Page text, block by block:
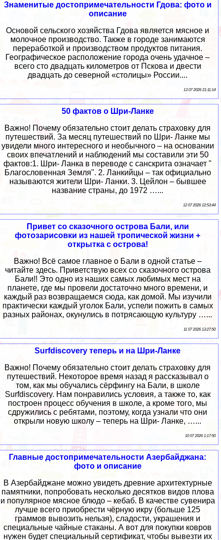
Знаменитые достопримечательности Гдова: фото и
описание
Основой сельского хозяйства Гдова является мясное и
молочное производство. Также в городе занимаются
переработкой и производством продуктов питания.
Географическое расположение города очень удачное –
всего сто двадцать километров от Пскова и двести
двадцать до северной «столицы» России....
13 07 2026 21:11:14
50 фактов о Шри-Ланке
Важно! Почему обязательно стоит делать страховку для
путешествий. За месяц путешествий по Шри- Ланке мы
увидели много интересного и необычного – на основании
своих впечатлений и наблюдений мы составили эти 50
фактов:1. Шри- Ланка в переводе с санскрита означает "
Благословенная Земля". 2. Ланкийцы – так официально
называются жители Шри- Ланки. 3. Цейлон – бывшее
название страны, до 1972 …...
12 07 2026 12:53:44
Привет со сказочного острова Бали, или
фотозарисовки из нашей тропической жизни +
открытка с острова!
Важно! Всё самое главное о Бали в одной статье –
читайте здесь. Приветствую всех со сказочного острова
Бали!! Это одно из наших самых любимых мест на
планете, где мы провели достаточно много времени, и
каждый раз возвращаемся сюда, как домой. Мы изучили
практически каждый уголок Бали, успели пожить в самых
разных районах, окунулись в потрясающую культуру …...
11 07 2026 13:27:50
Surfdiscovery теперь и на Шри-Ланке
Важно! Почему обязательно стоит делать страховку для
путешествий. Некоторое время назад я рассказывал о
том, как мы обучались сёрфингу на Бали, в школе
Surfdiscovery. Нам понравились условия, а также то, как
построен процесс обучения в школе, а кроме того, мы
сдружились с ребятами, поэтому, когда узнали что они
открыли новую школу – теперь на Шри- Ланке, …...
10 07 2026 1:17:50
Главные достопримечательности Азербайджана:
фото и описание
В Азербайджане можно увидеть древние архитектурные
памятники, попробовать несколько десятков видов плова
и популярное мясное блюдо – кебаб. В качестве сувенира
лучше всего приобрести чёрную икру (больше 125
граммов вывозить нельзя), сладости, украшения и
специальные чайные стаканы. А вот для покупки ковров
нужен будет специальный сертификат, чтобы вывезти их